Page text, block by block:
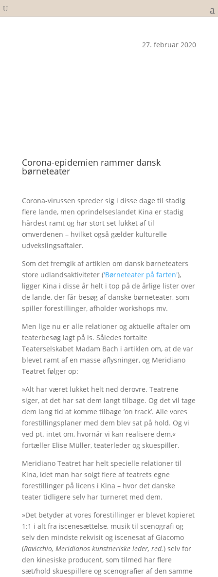
27. februar 2020
Corona-epidemien rammer dansk
børneteater
Corona-virussen spreder sig i disse dage til stadig
flere lande, men oprindelseslandet Kina er stadig
hårdest ramt og har stort set lukket af til
omverdenen – hvilket også gælder kulturelle
udvekslingsaftaler.
Som det fremgik af artiklen om dansk børneteaters
store udlandsaktiviteter ('Børneteater på farten'),
ligger Kina i disse år helt i top på de årlige lister over
de lande, der får besøg af danske børneteater, som
spiller forestillinger, afholder workshops mv.
Men lige nu er alle relationer og aktuelle aftaler om
teaterbesøg lagt på is. Således fortalte
Teaterselskabet Madam Bach i artiklen om, at de var
blevet ramt af en masse aflysninger, og Meridiano
Teatret følger op:
»Alt har været lukket helt ned derovre. Teatrene
siger, at det har sat dem langt tilbage. Og det vil tage
dem lang tid at komme tilbage ’on track’. Alle vores
forestillingsplaner med dem blev sat på hold. Og vi
ved pt. intet om, hvornår vi kan realisere dem,«
fortæller Elise Müller, teaterleder og skuespiller.
Meridiano Teatret har helt specielle relationer til
Kina, idet man har solgt flere af teatrets egne
forestillinger på licens i Kina – hvor det danske
teater tidligere selv har turneret med dem.
»Det betyder at vores forestillinger er blevet kopieret
1:1 i alt fra iscenesættelse, musik til scenografi og
selv den mindste rekvisit og iscenesat af Giacomo
(Ravicchio, Meridianos kunstneriske leder, red.) selv for
den kinesiske producent, som tilmed har flere
sæt/hold skuespillere og scenografier af den samme